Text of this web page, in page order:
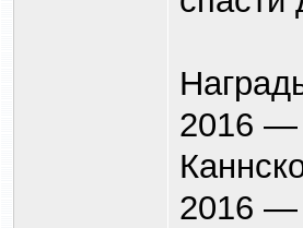
2016 —
2016 —